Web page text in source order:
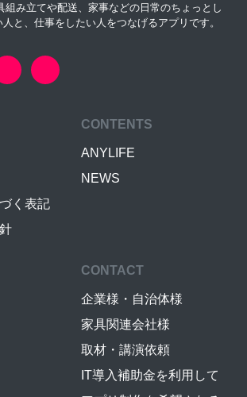
組み立てや配送、家事などの日常のちょっとし
と、仕事をしたい人をつなげるアプリです。
く表記
CONTENTS
ANYLIFE
NEWS
CONTACT
企業様・自治体様
家具関連会社様
取材・講演依頼
IT導入補助金を利用して